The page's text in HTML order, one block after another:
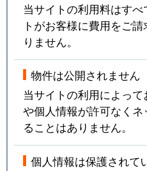
当サイトの利用料はす
トがお客様に費用をご
りません。
物件は公開されません
当サイトの利用によっ
や個人情報が許可なく
ることはありません。
個人情報は保護されて